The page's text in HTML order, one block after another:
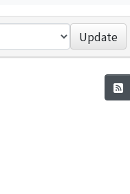
Update